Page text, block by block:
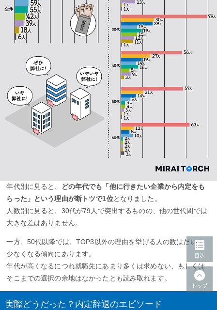
年代別に見ると、
どの年代でも「他に行きたい企業から内定をも
らった」という理由が断トツで1位となりました。
人数別に見ると、30代が79人で突出するものの、他の世代間では
大きな差はありません。
一方、50代以降では、TOP3以外の理由を挙げる人の数はだいぶ
少なくなる傾向にあります。
年代が高くなるにつれ就職先にあまり多くは求めない、もしくは
そこまでの選択の余地はなかったとも読み取れます。
実際どうだった？内定辞退のエピソード